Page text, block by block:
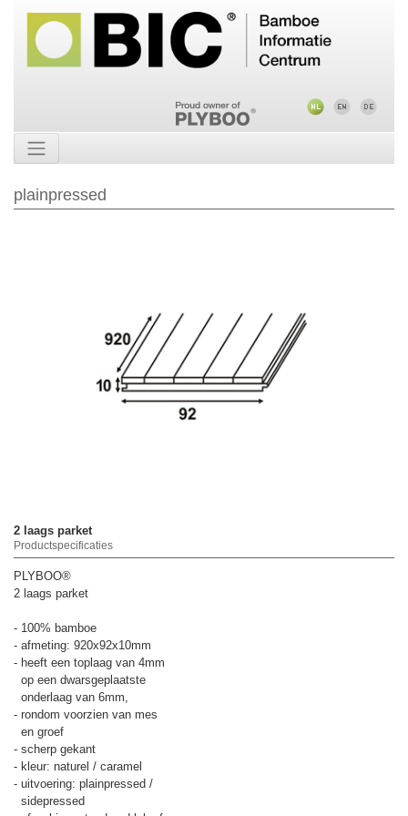
plainpressed
2 laags parket
Productspecificaties
PLYBOO®
2 laags parket
- 100% bamboe
- afmeting: 920x92x10mm
- heeft een toplaag van 4mm
op een dwarsgeplaatste
onderlaag van 6mm,
- rondom voorzien van mes
en groef
- scherp gekant
- kleur: naturel / caramel
- uitvoering: plainpressed /
sidepressed